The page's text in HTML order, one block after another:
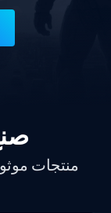
منتجات